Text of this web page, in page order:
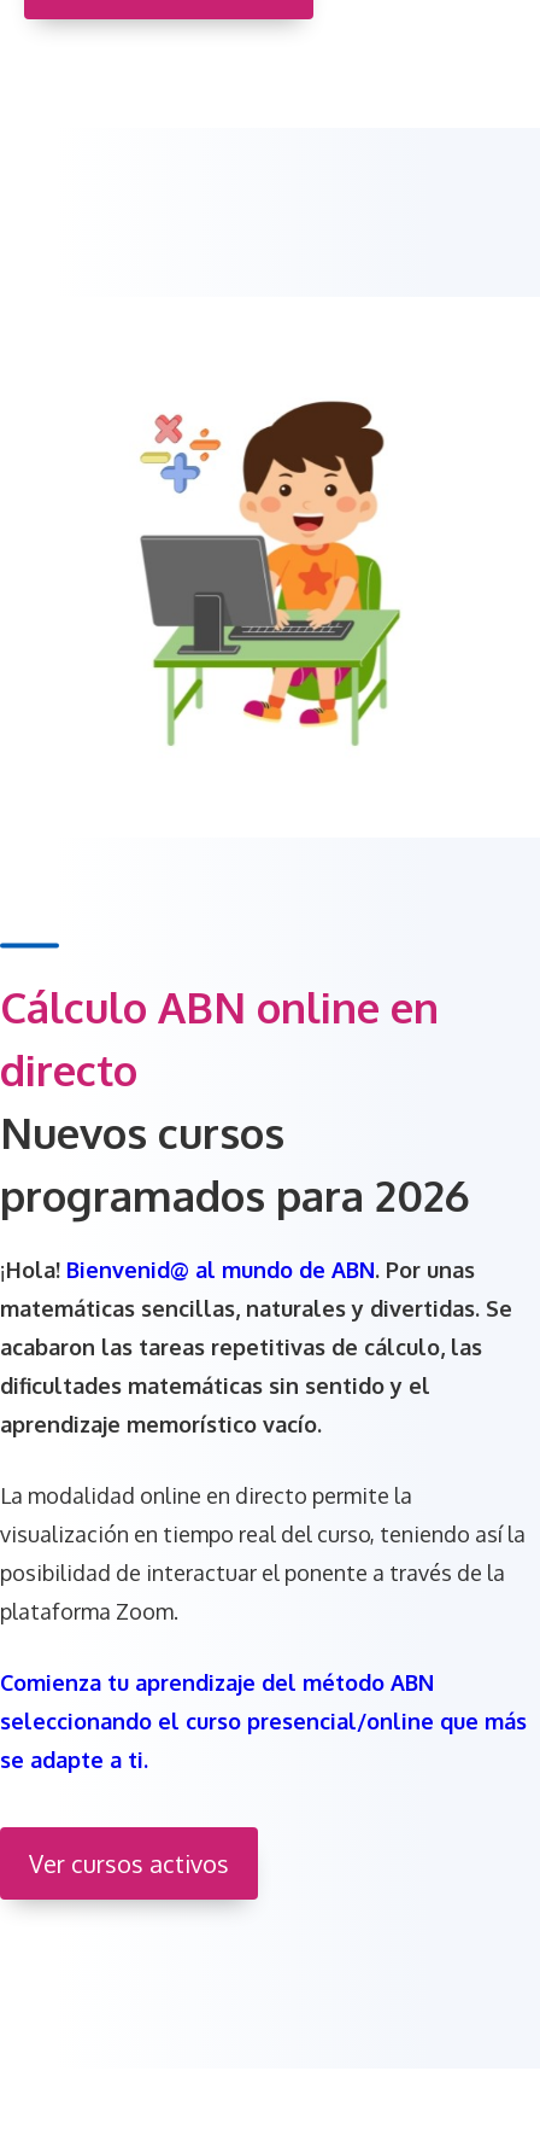
Cálculo ABN online en
directo
Nuevos cursos
programados para 2026
¡Hola! Bienvenid@ al mundo de ABN. Por unas
matemáticas sencillas, naturales y divertidas. Se
acabaron las tareas repetitivas de cálculo, las
dificultades matemáticas sin sentido y el
aprendizaje memorístico vacío.
La modalidad online en directo permite la
visualización en tiempo real del curso, teniendo así la
posibilidad de interactuar el ponente a través de la
plataforma Zoom.
Comienza tu aprendizaje del método ABN
seleccionando el curso presencial/online que más
se adapte a ti.
Ver cursos activos